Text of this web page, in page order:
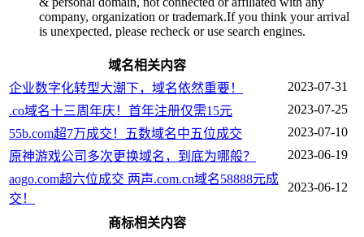
company, organization or trademark.If you think your arrival
is unexpected, please recheck or use search engines.
域名相关内容
企业数字化转型大潮下，域名依然重要！
2023-07-31
.co域名十三周年庆！首年注册仅需15元
2023-07-25
55b.com超7万成交！五数域名中五位成交
2023-07-10
原神游戏公司多次更换域名，到底为哪般？
2023-06-19
aogo.com超六位成交 两声.com.cn域名58888元成
交！
2023-06-12
商标相关内容